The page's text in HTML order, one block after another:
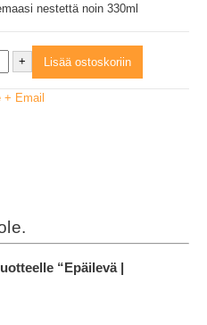
nestettä noin 330ml
+ Lisää ostoskoriin
+ Email
“Epäilevä |